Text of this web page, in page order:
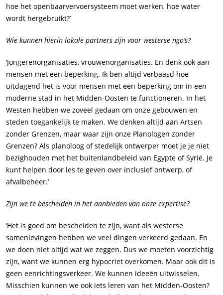
hoe het openbaarvervoersysteem moet werken, hoe water
wordt hergebruikt?’
Wie kunnen hierin lokale partners zijn voor westerse ngo’s?
‘Jongerenorganisaties, vrouwenorganisaties. En denk ook aan
mensen met een beperking. Ik ben altijd verbaasd hoe
uitdagend het is voor mensen met een beperking om in een
moderne stad in het Midden-Oosten te functioneren. In het
Westen hebben we zoveel gedaan om onze gebouwen en
steden toegankelijk te maken. We denken altijd aan Artsen
zonder Grenzen, maar waar zijn onze Planologen zonder
Grenzen? Als planoloog of stedelijk ontwerper moet je je niet
bezighouden met het buitenlandbeleid van Egypte of Syrië. Je
kunt helpen door les te geven over inclusief ontwerp, of
afvalbeheer.’
Zijn we te bescheiden in het aanbieden van onze expertise?
‘Het is goed om bescheiden te zijn, want als westerse
samenlevingen hebben we veel dingen verkeerd gedaan. En
we doen niet altijd wat we zeggen. Dus we moeten voorzichtig
zijn, want we kunnen erg hypocriet overkomen. Maar ook dit is
geen eenrichtingsverkeer. We kunnen ideeën uitwisselen.
Misschien kunnen we ook iets leren van het Midden-Oosten?